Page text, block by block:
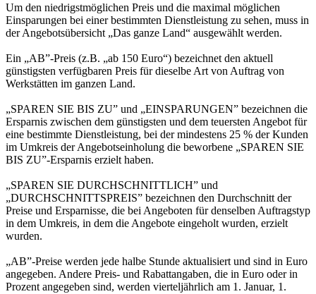
Um den niedrigstmöglichen Preis und die maximal möglichen
Einsparungen bei einer bestimmten Dienstleistung zu sehen, muss in
der Angebotsübersicht „Das ganze Land“ ausgewählt werden.
Ein „AB”-Preis (z.B. „ab 150 Euro“) bezeichnet den aktuell
günstigsten verfügbaren Preis für dieselbe Art von Auftrag von
Werkstätten im ganzen Land.
„SPAREN SIE BIS ZU” und „EINSPARUNGEN” bezeichnen die
Ersparnis zwischen dem günstigsten und dem teuersten Angebot für
eine bestimmte Dienstleistung, bei der mindestens 25 % der Kunden
im Umkreis der Angebotseinholung die beworbene „SPAREN SIE
BIS ZU”-Ersparnis erzielt haben.
„SPAREN SIE DURCHSCHNITTLICH” und
„DURCHSCHNITTSPREIS” bezeichnen den Durchschnitt der
Preise und Ersparnisse, die bei Angeboten für denselben Auftragstyp
in dem Umkreis, in dem die Angebote eingeholt wurden, erzielt
wurden.
„AB”-Preise werden jede halbe Stunde aktualisiert und sind in Euro
angegeben. Andere Preis- und Rabattangaben, die in Euro oder in
Prozent angegeben sind, werden vierteljährlich am 1. Januar, 1.